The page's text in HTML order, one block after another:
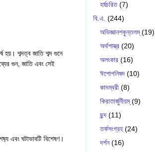
হয়। শব্দত্ব জাতি শব্দ গুনে
গুন, জাতি এবং সেই
এবং ঘটাভাবটি বিশেষণ।
হর্ষচরিত(7)
বি.এ. (244)
অভিজ্ঞানশকুন্তলম্(19)
অর্থশাস্ত্র (20)
অলংকার (16)
ঈশোপনিষদ (10)
কাদম্বরী (8)
কিরাতার্জুনীয়ম্(9)
ছন্দ (11)
তর্কসংগ্রহ(24)
দর্শন(16)